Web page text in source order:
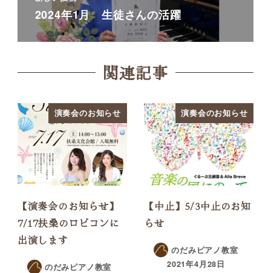
2024年1月 生徒さんの活躍
関連記事
演奏会のお知らせ
【演奏会のお知らせ】
7/17扶桑のロビコンに
出演します
のだみピアノ教室
演奏会のお知らせ
【中止】5/3中止のお知
らせ
のだみピアノ教室
2021年4月28日